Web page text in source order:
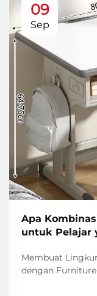
09
Sep
Apa
untuk Pelajar
Membuat
dengan